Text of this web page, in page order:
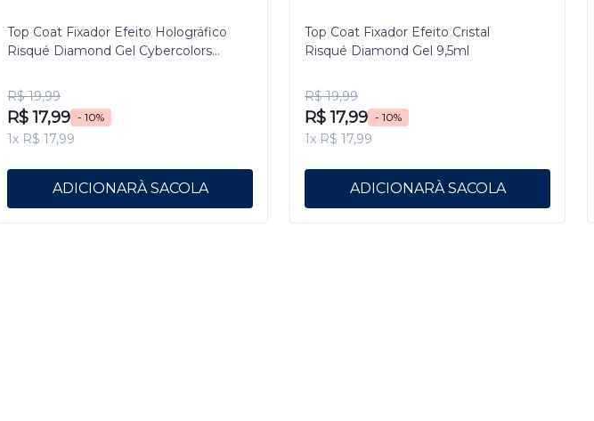
Top Coat Fixador Efeito Holográfico
Risqué Diamond Gel Cybercolors
R$ 19,99
R$ 17,99 - 10%
1x R$ 17,99
ADICIONAR
Top Coat Fixador Efeito Cristal
Risqué Diamond Gel 9,5ml
R$ 19,99
R$ 17,99 - 10%
1x R$ 17,99
ADICIONAR